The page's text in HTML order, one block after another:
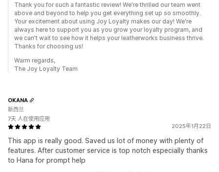
Thank you for such a fantastic review! We're thrilled our team went
above and beyond to help you get everything set up so smoothly.
Your excitement about using Joy Loyalty makes our day! We're
always here to support you as you grow your loyalty program, and
we can't wait to see how it helps your leatherworks business thrive.
Thanks for choosing us!
Warm regards,
The Joy Loyalty Team
2025年1月22日
This app is really good. Saved us lot of money with plenty of
features. After customer service is top notch especially thanks
to Hana for prompt help
OKANA
新西兰
7天 人在使用应用